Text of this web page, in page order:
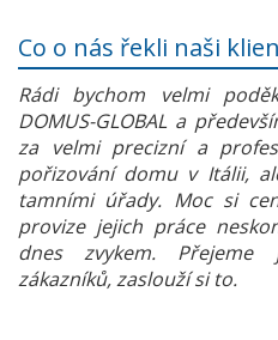
Co o nás řekli naši
Rádi bychom velmi
DOMUS-GLOBAL a
za velmi precizní a
pořizování domu v Itálii,
tamními úřady. Moc si
provize jejich práce
dnes zvykem. Přejeme
zákazníků, zaslouží si to.